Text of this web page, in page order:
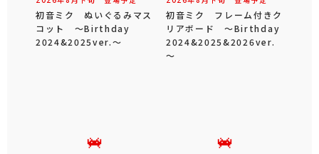
初音ミク ぬいぐるみマス
コット ～Birthday
2024&2025ver.～
初音ミク フレーム付きク
リアボード ～Birthday
2024&2025&2026ver.
～